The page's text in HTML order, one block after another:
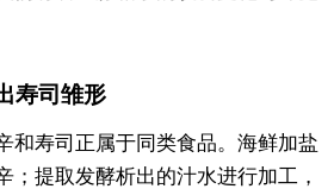
寿司雏形
和寿司正属于同类食品。海鲜加盐
；提取发酵析出的汁水进行加工，